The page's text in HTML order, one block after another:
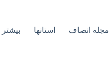
مجله انصاف استانها بیشتر